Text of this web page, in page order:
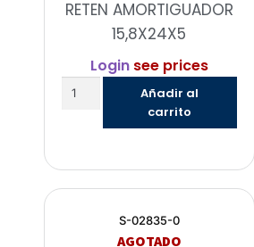
RETEN AMORTIGUADOR
15,8X24X5
Loginsee prices
Añadir al
carrito
S-02835-0
AGOTADO